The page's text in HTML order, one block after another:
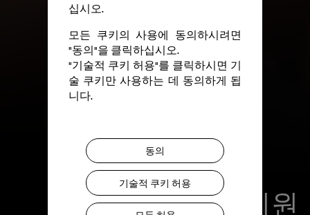
현대 무용 지원
십시오.
모든 쿠키의 사용에 동의하시려면
"동의"을 클릭하십시오.
"기술적 쿠키 허용"를 클릭하시면 기
술 쿠키만 사용하는 데 동의하게 됩
니다.
동의
기술적 쿠키 허용